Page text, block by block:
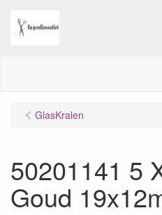
GlasKralen
50201141 5
Goud